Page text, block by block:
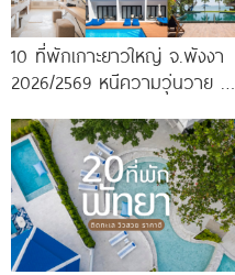
10 ที่พักเกาะยาวใหญ่ จ.พังงา
2026/2569 หนีความวุ่นวาย มา